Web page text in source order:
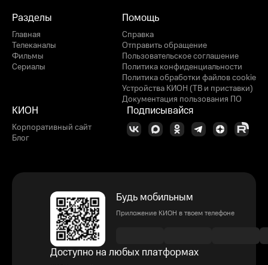
Разделы
Главная
Телеканалы
Фильмы
Сериалы
Помощь
Справка
Отправить обращение
Пользовательское соглашение
Политика конфиденциальности
Политика обработки файлов cookie
Устройства КИОН (ТВ и приставки)
Документация пользования ПО
КИОН
Корпоративный сайт
Блог
Подписывайся
Будь мобильным
Приложение КИОН в твоем телефоне
Доступно на любых платформах